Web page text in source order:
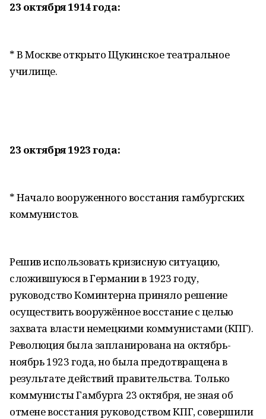
23 октября 1914 года:
* В Москве открыто Щукинское театральное
училище.
23 октября 1923 года:
* Начало вооруженного восстания гамбургских
коммунистов.
Решив использовать кризисную ситуацию,
сложившуюся в Германии в 1923 году,
руководство Коминтерна приняло решение
осуществить вооружённое восстание с целью
захвата власти немецкими коммунистами (КПГ).
Революция была запланирована на октябрь-
ноябрь 1923 года, но была предотвращена в
результате действий правительства. Только
коммунисты Гамбурга 23 октября, не зная об
отмене восстания руководством КПГ, совершили